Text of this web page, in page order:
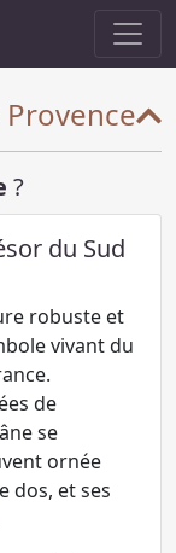
?
du Sud
robuste et
vivant du
de
se
ornée
dos, et ses